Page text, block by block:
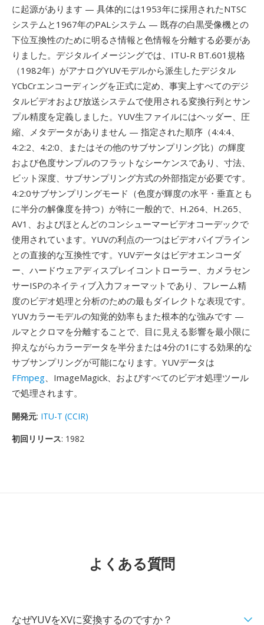
に起源があります — 具体的には1953年に採用されたNTSC
システムと1967年のPALシステム — 既存の白黒受像機との
下位互換性のために明るさ情報と色情報を分離する必要があ
りました。デジタルイメージングでは、ITU-R BT.601規格
（1982年）がアナログYUVモデルから派生したデジタル
YCbCrエンコーディングを正式に定め、事実上すべてのデジ
タルビデオおよび放送システムで使用される変換行列とサン
プル精度を定義しました。YUV生ファイルにはヘッダー、圧
縮、メタデータがありません — 指定された順序（4:4:4、
4:2:2、4:2:0、またはその他のサブサンプリング比）の輝度
および色度サンプルのフラットなシーケンスであり、寸法、
ビット深度、サブサンプリング方式の外部指定が必要です。
4:2:0サブサンプリングモード（色度が輝度の水平・垂直とも
に半分の解像度を持つ）が特に一般的で、H.264、H.265、
AV1、およびほとんどのコンシューマービデオコーデックで
使用されています。YUVの利点の一つはビデオパイプライン
との直接的な互換性です。YUVデータはビデオエンコーダ
ー、ハードウェアディスプレイコントローラー、カメラセン
サーISPのネイティブ入力フォーマットであり、フレーム精
度のビデオ処理と分析のための最もダイレクトな表現です。
YUVカラーモデルの知覚的効率もまた根本的な強みです —
ルマとクロマを分離することで、目に見える影響を最小限に
抑えながらカラーデータを半分または4分の1にする効果的な
サブサンプリングが可能になります。YUVデータは
FFmpeg、ImageMagick、およびすべてのビデオ処理ツール
で処理されます。
開発元: ITU-T (CCIR)
初回リリース: 1982
よくある質問
なぜYUVをXVに変換するのですか？